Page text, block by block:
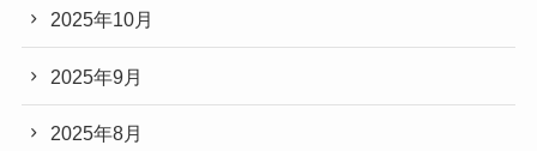
2025年10月
2025年9月
2025年8月